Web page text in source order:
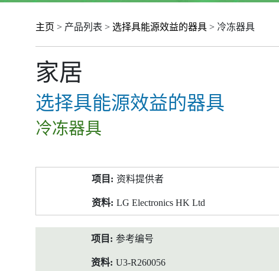
主页 > 产品列表 > 选择具能源效益的器具 > 冷冻器具
家居
选择具能源效益的器具
冷冻器具
料
资料提供者
LG Electronics HK Ltd
参考编号
U3-R260056